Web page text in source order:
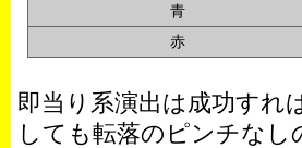
青
赤
即当り系演出は成功すれ
しても転落のピンチなし